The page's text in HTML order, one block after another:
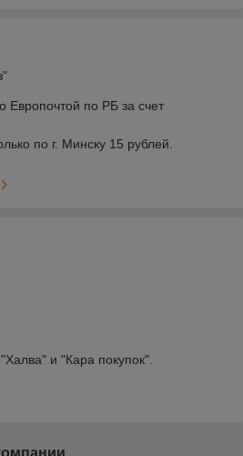
Европочтой по РБ за счет
по г. Минску 15 рублей.
и "Кара покупок".